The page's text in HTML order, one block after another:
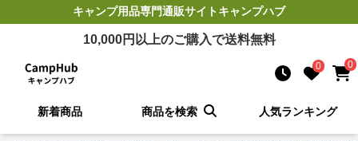
キャンプ用品専門通販サイトキャンプハブ
10,000円以上のご購入で送料無料
0 0
新着商品 商品を検索 人気ランキング